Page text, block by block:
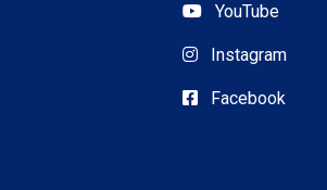
YouTube
Instagram
Facebook